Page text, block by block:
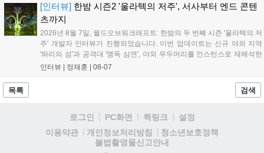
김영만 회장은 10년 만에 재추진되는 이번 시상식이 e스포츠의
성과와 가치를 널리 알리는 권위 있는 행사가 되도록 노력하겠다
고 밝혔습니다....
[인터뷰] 한밤 시즌2 '울라텍의 저주', 서사부터 엔드 콘텐
츠까지
2026년 8월 7일, 월드오브워크래프트: 한밤의 두 번째 시즌 '울라텍의 저
주' 개발자 인터뷰가 진행되었습니다. 이번 업데이트는 신규 야외 지역
'똬리의 섬'과 공격대 '맹독 심연', 야외 우두머리를 인스턴스로 재해석한
'소굴'을 포함합니다. 개발진은 하우징 시스템 개선 및 신화+ 던전 로테이
인터뷰 | 정재훈 08-07
목록 검색
로그인 PC화면 퀵링크
설정
이용약관
개인정보처리방침
청소년보호정책
불법촬영물신고안내